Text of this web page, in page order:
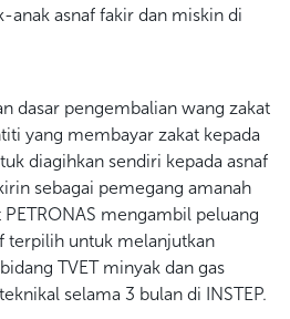
anak asnaf fakir dan miskin di
dasar pengembalian wang zakat
yang membayar zakat kepada
diagihkan sendiri kepada asnaf
sebagai pemegang amanah
mengambil peluang
terpilih untuk melanjutkan
TVET minyak dan gas
selama 3 bulan di INSTEP.